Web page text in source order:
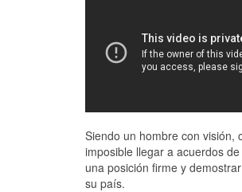
Siendo un hombre con visión,
imposible llegar a acuerdos
una posición firme y
su país.